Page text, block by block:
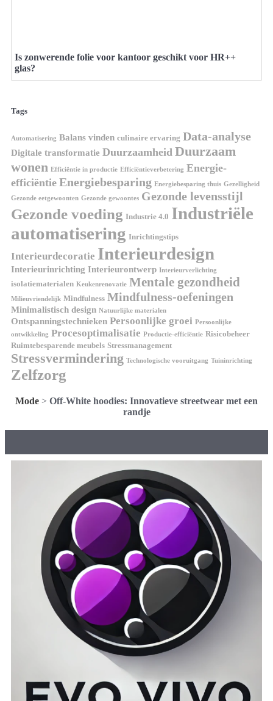
Is zonwerende folie voor kantoor geschikt voor HR++
glas?
Tags
Automatisering Balans vinden culinaire ervaring Data-analyse
Digitale transformatie Duurzaamheid Duurzaam
wonen Efficiëntie in productie Efficiëntieverbetering Energie-
efficiëntie Energiebesparing Energiebesparing thuis Gezelligheid
Gezonde eetgewoonten Gezonde gewoontes Gezonde levensstijl
Gezonde voeding Industrie 4.0 Industriële
automatisering Inrichtingstips
Interieurdecoratie Interieurdesign
Interieurinrichting Interieurontwerp Interieurverlichting
isolatiematerialen Keukenrenovatie Mentale gezondheid
Milieuvriendelijk Mindfulness Mindfulness-oefeningen
Minimalistisch design Natuurlijke materialen
Ontspanningstechnieken Persoonlijke groei Persoonlijke
ontwikkeling Procesoptimalisatie Productie-efficiëntie Risicobeheer
Ruimtebesparende meubels Stressmanagement
Stressvermindering Technologische vooruitgang Tuininrichting
Zelfzorg
Mode > Off-White hoodies: Innovatieve streetwear met een
randje